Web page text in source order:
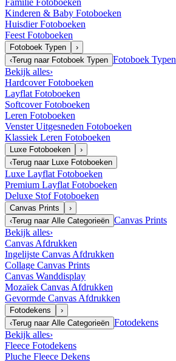
Familie Fotoboeken
Kinderen & Baby Fotoboeken
Huisdier Fotoboeken
Feest Fotoboeken
Fotoboek Typen
›
‹Terug naar Fotoboek Typen Fotoboek Typen
Bekijk alles›
Hardcover Fotoboeken
Layflat Fotoboeken
Softcover Fotoboeken
Leren Fotoboeken
Venster Uitgesneden Fotoboeken
Klassiek Leren Fotoboeken
Luxe Fotoboeken
›
‹Terug naar Luxe Fotoboeken
Luxe Layflat Fotoboeken
Premium Layflat Fotoboeken
Deluxe Stof Fotoboeken
Canvas Prints
›
‹Terug naar Alle Categorieën Canvas Prints
Bekijk alles›
Canvas Afdrukken
Ingelijste Canvas Afdrukken
Collage Canvas Prints
Canvas Wanddisplay
Mozaïek Canvas Afdrukken
Gevormde Canvas Afdrukken
Fotodekens
›
‹Terug naar Alle Categorieën Fotodekens
Bekijk alles›
Fleece Fotodekens
Pluche Fleece Dekens